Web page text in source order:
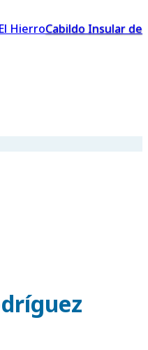
Cabildo Insular de